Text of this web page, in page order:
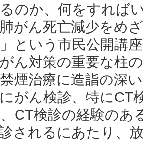
のか、何をすれば
がん死亡減少をめ
という市民公開講
ん対策の重要な柱
煙治療に造詣の深
がん検診、特にCT
CT検診の経験のあ
されるにあたり、